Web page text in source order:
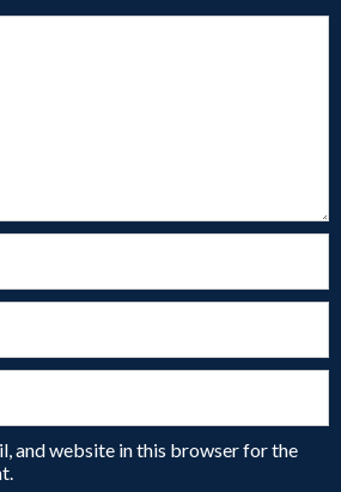
and website in this browser for the